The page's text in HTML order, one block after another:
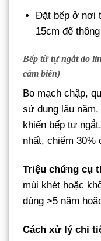
Đặt bếp ở nơi
15cm để
Bếp từ tự ngắt do
cảm biến)
Bo mạch chập,
sử dụng lâu
khiến bếp tự
nhất, chiếm
Triệu chứng cụ
mùi khét hoặc
dùng >5 năm
Cách xử lý chi